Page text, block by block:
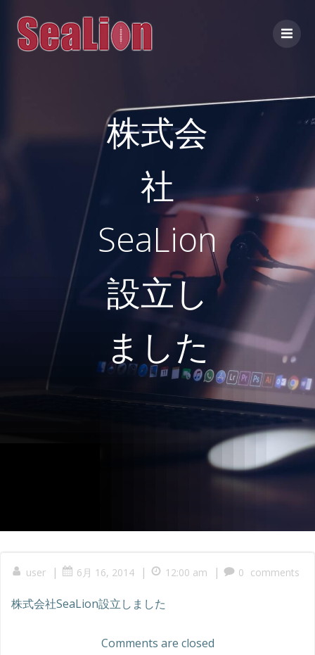
ス
キ
ッ
株式会
社
SeaLion
設立し
ました
user | 6月 16, 2014 | 12:00 am | 0 comments
株式会社SeaLion設立しました
Comments are closed